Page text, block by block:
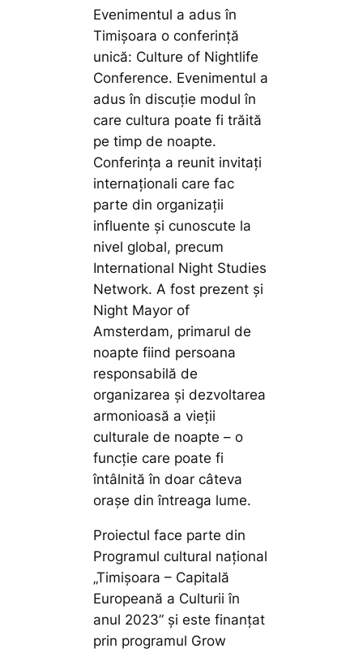
Evenimentul a adus în
Timișoara o conferință
unică: Culture of Nightlife
Conference. Evenimentul a
adus în discuție modul în
care cultura poate fi trăită
pe timp de noapte.
Conferința a reunit invitați
internaționali care fac
parte din organizații
influente și cunoscute la
nivel global, precum
International Night Studies
Network. A fost prezent și
Night Mayor of
Amsterdam, primarul de
noapte fiind persoana
responsabilă de
organizarea și dezvoltarea
armonioasă a vieții
culturale de noapte – o
funcție care poate fi
întâlnită în doar câteva
orașe din întreaga lume.
Proiectul face parte din
Programul cultural național
„Timișoara – Capitală
Europeană a Culturii în
anul 2023” și este finanțat
prin programul Grow